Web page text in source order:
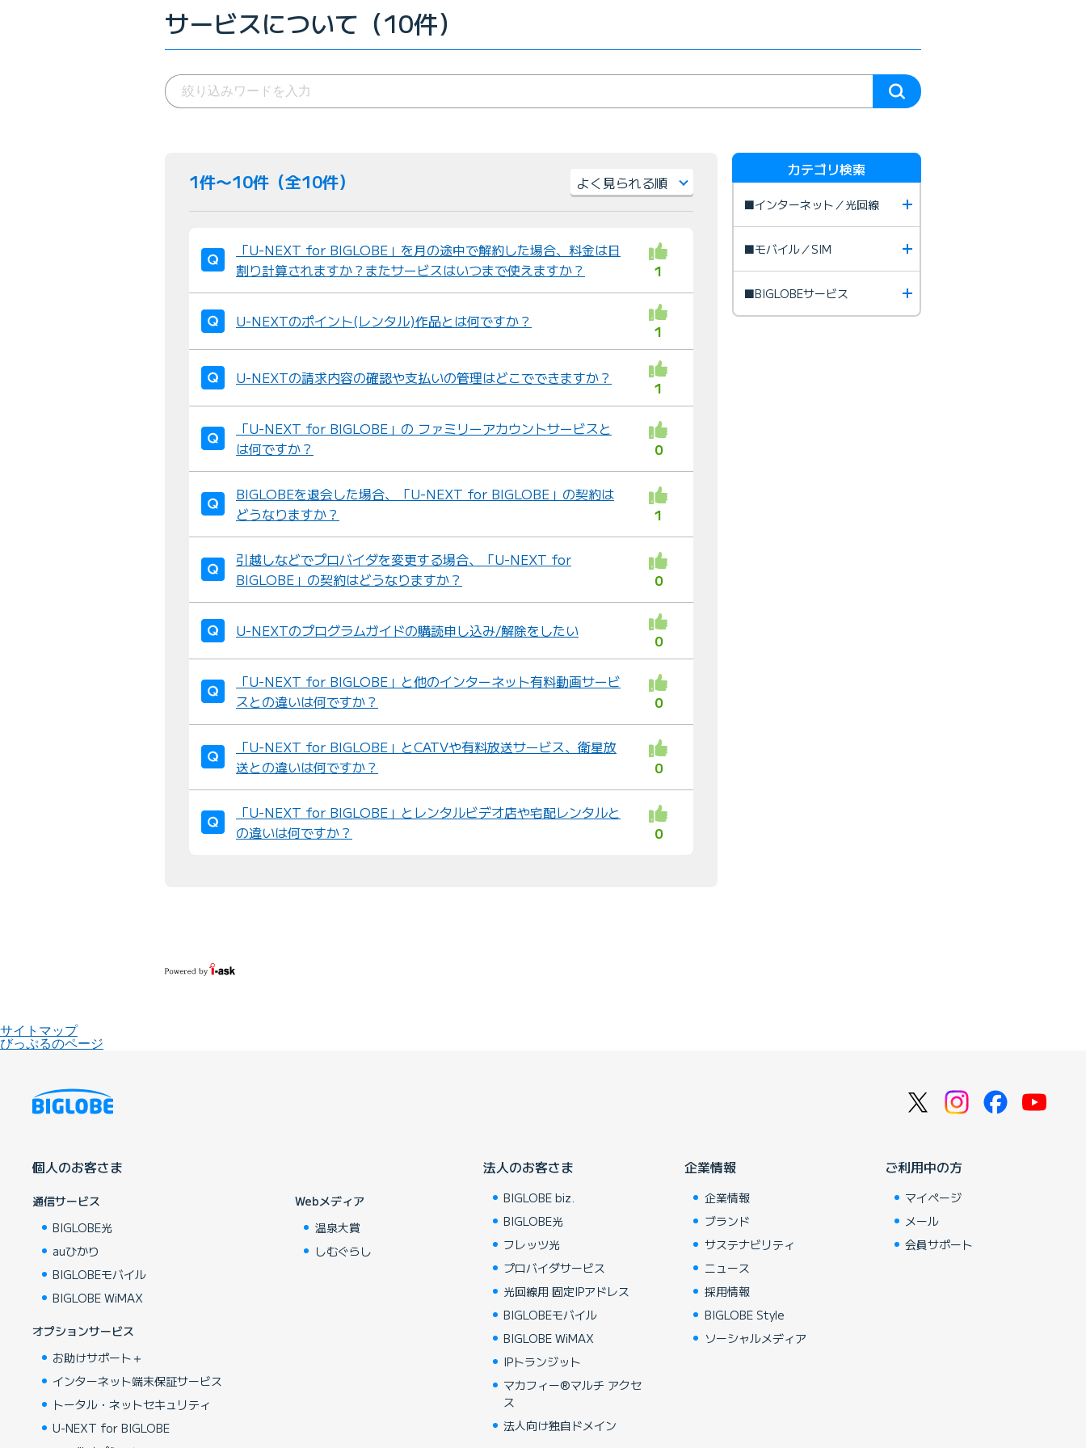
サービスについて（10件）
1件〜10件（全10件）
並
替
え
：
「U-NEXT for BIGLOBE」を月の途中で解約した場合、料金は日
割り計算されますか？またサービスはいつまで使えますか？
1
U-NEXTのポイント(レンタル)作品とは何ですか？
1
U-NEXTの請求内容の確認や支払いの管理はどこでできますか？
1
「U-NEXT for BIGLOBE」の ファミリーアカウントサービスと
は何ですか？
0
BIGLOBEを退会した場合、「U-NEXT for BIGLOBE」の契約は
どうなりますか？
1
引越しなどでプロバイダを変更する場合、「U-NEXT for
BIGLOBE」の契約はどうなりますか？
0
U-NEXTのプログラムガイドの購読申し込み/解除をしたい
0
「U-NEXT for BIGLOBE」と他のインターネット有料動画サービ
スとの違いは何ですか？
0
「U-NEXT for BIGLOBE」とCATVや有料放送サービス、衛星放
送との違いは何ですか？
0
「U-NEXT for BIGLOBE」とレンタルビデオ店や宅配レンタルと
の違いは何ですか？
0
カテゴリ検索
■インターネット／光回線
■モバイル／SIM
■BIGLOBEサービス
サイトマップ
びっぷるのページ
個人のお客さま
通信サービス
BIGLOBE光
auひかり
BIGLOBEモバイル
BIGLOBE WiMAX
オプションサービス
お助けサポート＋
インターネット端末保証サービス
トータル・ネットセキュリティ
U-NEXT for BIGLOBE
Webメディア
温泉大賞
しむぐらし
法人のお客さま
BIGLOBE biz.
BIGLOBE光
フレッツ光
プロバイダサービス
光回線用 固定IPアドレス
BIGLOBEモバイル
BIGLOBE WiMAX
IPトランジット
マカフィー®マルチ アクセ
ス
法人向け独自ドメイン
企業情報
企業情報
ブランド
サステナビリティ
ニュース
採用情報
BIGLOBE Style
ソーシャルメディア
ご利用中の方
マイページ
メール
会員サポート